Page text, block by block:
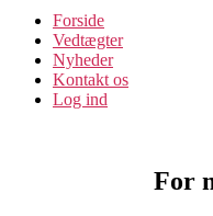
Forside
Vedtægter
Nyheder
Kontakt os
Log ind
For